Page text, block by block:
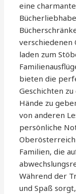
eine
verschiedenen
laden zum
bieten die
Geschichten
Hände zu
von anderen
persönliche
Familien, die
Während der
und Spaß